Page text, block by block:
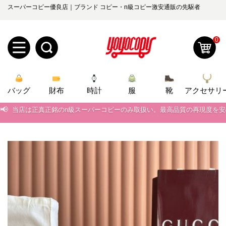
スーパーコピー優良店｜ブランド コピー・n級コピー激安通販の先駆者
規
ユ
ロ
グ
yoyocopys@gmail.com
0
バッグ 財布 時計 服 靴
アクセサリ
2026春の新作続々更新中！期間中のご注文でお得な割引をご利用いただ
📢 新作入荷！ルイ・ヴィトンスーパーコピー バッグ最新モデルが登場。